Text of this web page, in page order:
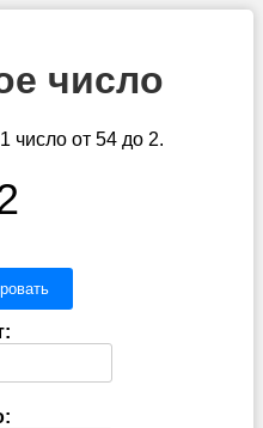
число
число от 54 до 2.